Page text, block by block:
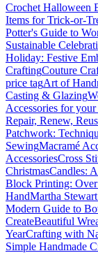
Crochet Halloween
Items for Trick-or-
Potter's Guide to
Sustainable
Holiday: Festive
CraftingCouture
price tagArt of
Casting & Glazing
Accessories for
Repair, Renew,
Patchwork:
SewingMacramé
AccessoriesCross
ChristmasCandles:
Block Printing:
HandMartha
Modern Guide to
CreateBeautiful
YearCrafting with
Simple Handmade